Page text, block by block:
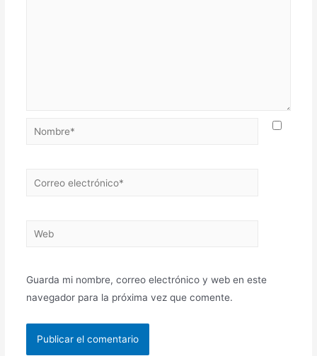
Nombre*
Correo
Web
Guarda mi nombre, correo electrónico y web en este
navegador para la próxima vez que comente.